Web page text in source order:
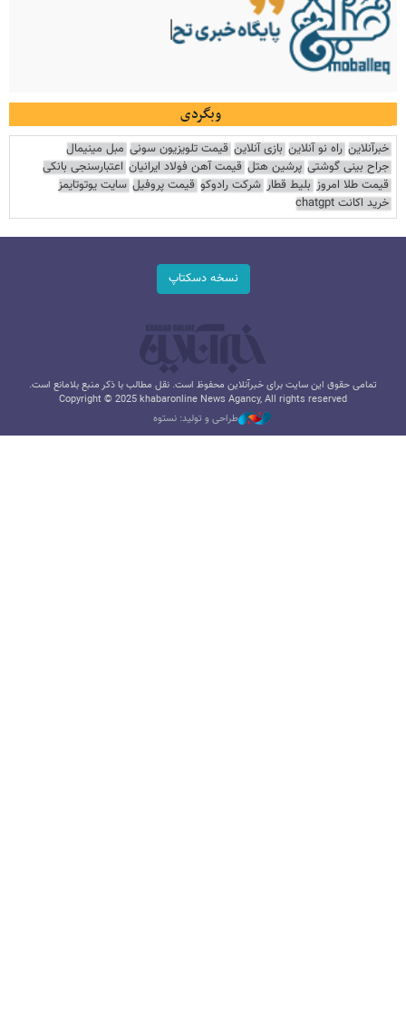
وبگردی
خبرآنلاین راه نو آنلاین بازی آنلاین قیمت تلویزیون سونی مبل مینیمال
جراح بینی گوشتی پرشین هتل قیمت آهن فولاد ایرانیان اعتبارسنجی بانکی
قیمت طلا امروز بلیط قطار شرکت رادوکو قیمت پروفیل سایت یوتوتایمز
خرید اکانت chatgpt
نسخه دسکتاپ
تمامی حقوق این سایت برای خبرآنلاین محفوظ است. نقل مطالب با ذکر منبع بلامانع است.
Copyright © 2025 khabaronline News Agancy, All rights reserved
طراحی و تولید: نستوه